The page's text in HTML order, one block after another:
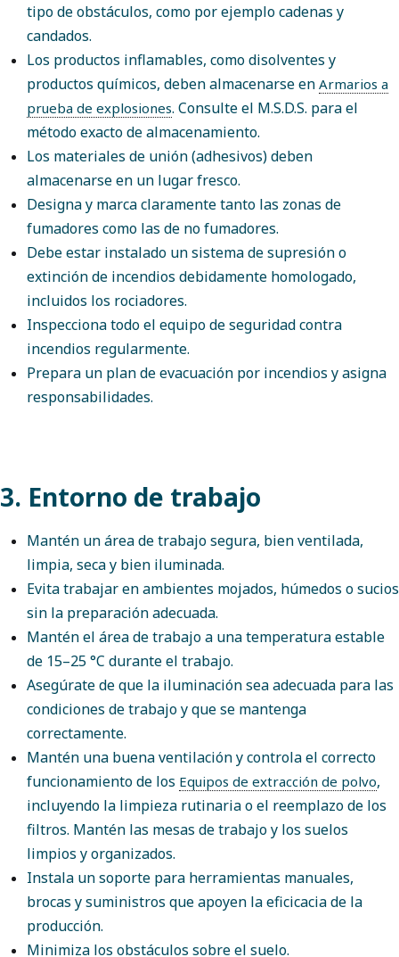
tipo de obstáculos, como por ejemplo cadenas y
candados.
Los productos inflamables, como disolventes y
productos químicos, deben almacenarse en Armarios a
prueba de explosiones. Consulte el M.S.D.S. para el
método exacto de almacenamiento.
Los materiales de unión (adhesivos) deben
almacenarse en un lugar fresco.
Designa y marca claramente tanto las zonas de
fumadores como las de no fumadores.
Debe estar instalado un sistema de supresión o
extinción de incendios debidamente homologado,
incluidos los rociadores.
Inspecciona todo el equipo de seguridad contra
incendios regularmente.
Prepara un plan de evacuación por incendios y asigna
responsabilidades.
3. Entorno de trabajo
Mantén un área de trabajo segura, bien ventilada,
limpia, seca y bien iluminada.
Evita trabajar en ambientes mojados, húmedos o sucios
sin la preparación adecuada.
Mantén el área de trabajo a una temperatura estable
de 15–25 °C durante el trabajo.
Asegúrate de que la iluminación sea adecuada para las
condiciones de trabajo y que se mantenga
correctamente.
Mantén una buena ventilación y controla el correcto
funcionamiento de los Equipos de extracción de polvo,
incluyendo la limpieza rutinaria o el reemplazo de los
filtros. Mantén las mesas de trabajo y los suelos
limpios y organizados.
Instala un soporte para herramientas manuales,
brocas y suministros que apoyen la eficicacia de la
producción.
Minimiza los obstáculos sobre el suelo.